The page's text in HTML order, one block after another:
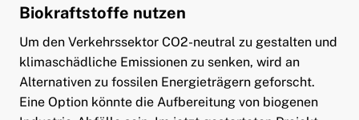
Biokraftstoffe nutzen
Um den Verkehrssektor CO2-neutral zu gestalten und
klimaschädliche Emissionen zu senken, wird an
Alternativen zu fossilen Energieträgern geforscht.
Eine Option könnte die Aufbereitung von biogenen